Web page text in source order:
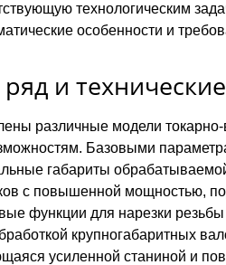
технологическим
особенности и
и
различные модели
Базовыми
габариты
с повышенной мощностью,
функции для нарезки
крупногабаритных
усиленной станиной и